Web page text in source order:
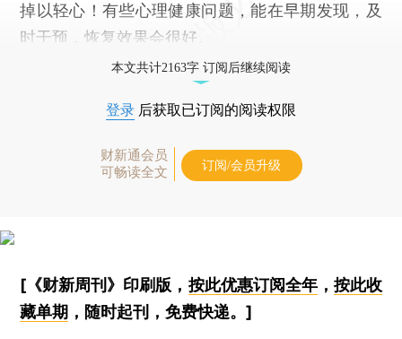
掉以轻心！有些心理健康问题，能在早期发现，及
时干预，恢复效果会很好。
本文共计2163字 订阅后继续阅读
登录 后获取已订阅的阅读权限
财新通会员
可畅读全文
订阅/会员升级
[《财新周刊》印刷版， 按此优惠订阅全年， 按此收
藏单期 ，随时起刊，免费快递。]